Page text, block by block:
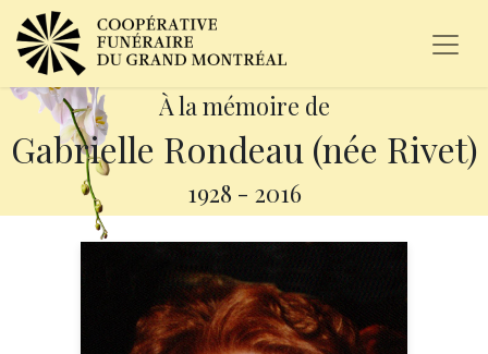
À la mémoire de
Gabrielle Rondeau (née Rivet)
1928 - 2016